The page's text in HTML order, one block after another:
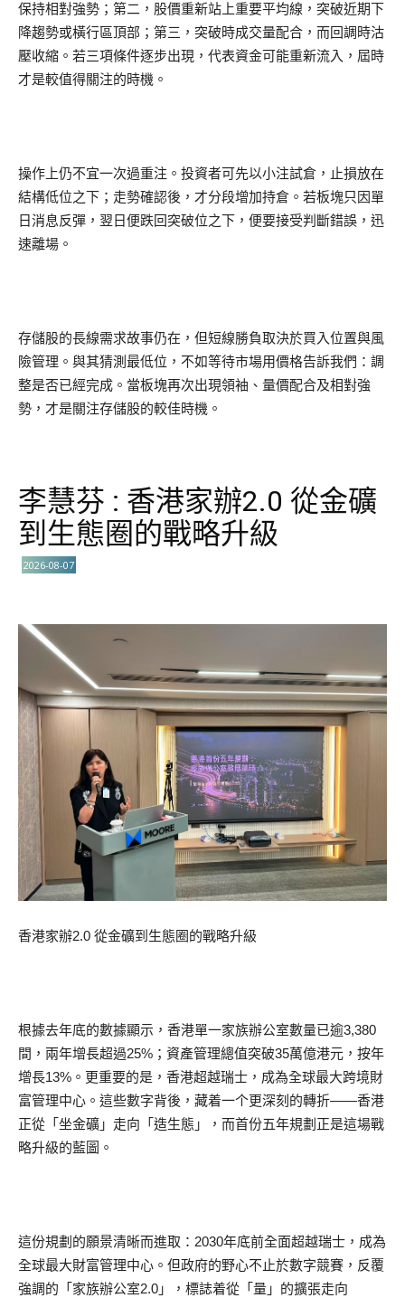
保持相對強勢；第二，股價重新站上重要平均線，突破近期下
降趨勢或橫行區頂部；第三，突破時成交量配合，而回調時沽
壓收縮。若三項條件逐步出現，代表資金可能重新流入，屆時
才是較值得關注的時機。
操作上仍不宜一次過重注。投資者可先以小注試倉，止損放在
結構低位之下；走勢確認後，才分段增加持倉。若板塊只因單
日消息反彈，翌日便跌回突破位之下，便要接受判斷錯誤，迅
速離場。
存儲股的長線需求故事仍在，但短線勝負取決於買入位置與風
險管理。與其猜測最低位，不如等待市場用價格告訴我們：調
整是否已經完成。當板塊再次出現領袖、量價配合及相對強
勢，才是關注存儲股的較佳時機。
李慧芬 : 香港家辦2.0 從金礦
到生態圈的戰略升級
2026-08-07
香港家辦2.0 從金礦到生態圈的戰略升級
根據去年底的數據顯示，香港單一家族辦公室數量已逾3,380
間，兩年增長超過25%；資產管理總值突破35萬億港元，按年
增長13%。更重要的是，香港超越瑞士，成為全球最大跨境財
富管理中心。這些數字背後，藏着一个更深刻的轉折——香港
正從「坐金礦」走向「造生態」，而首份五年規劃正是這場戰
略升級的藍圖。
這份規劃的願景清晰而進取：2030年底前全面超越瑞士，成為
全球最大財富管理中心。但政府的野心不止於數字競賽，反覆
強調的「家族辦公室2.0」，標誌着從「量」的擴張走向